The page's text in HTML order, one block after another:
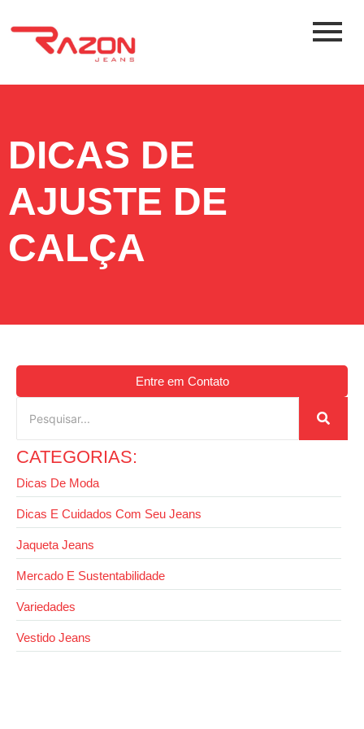
DICAS DE
AJUSTE DE
CALÇA
Entre em Contato
CATEGORIAS:
Dicas De Moda
Dicas E Cuidados Com Seu Jeans
Jaqueta Jeans
Mercado E Sustentabilidade
Variedades
Vestido Jeans